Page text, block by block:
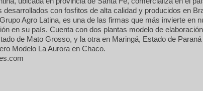
desarrollados con fosfitos de alta calidad y producidos en
Agro Latina, es una de las firmas que más invierte en
en su país. Cuenta con dos plantas modelo de
de Mato Grosso, y la otra en Maringá, Estado de
Modelo La Aurora en Chaco.